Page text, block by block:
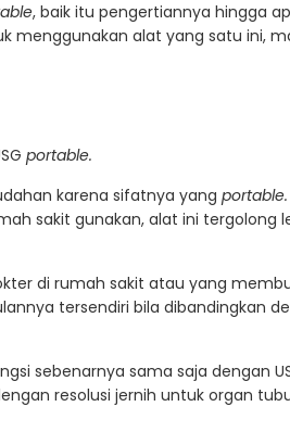
, baik itu pengertiannya hingga
menggunakan alat yang satu ini,
portable.
karena sifatnya yang portable.
sakit gunakan, alat ini tergolong
di rumah sakit atau yang
tersendiri bila dibandingkan
sebenarnya sama saja dengan
resolusi jernih untuk organ